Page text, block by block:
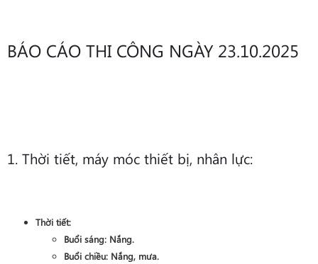
BÁO CÁO THI CÔNG NGÀY 23.10.2025
1. Thời tiết, máy móc thiết bị, nhân lực:
Thời tiết:
Buổi sáng: Nắng.
Buổi chiều: Nắng, mưa.